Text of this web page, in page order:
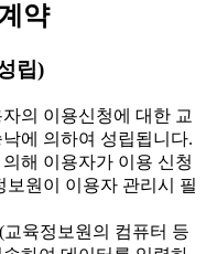
약
립)
의 이용신청에 대한 교
에 의하여 성립됩니다.
해 이용자가 이용 신청
보원이 이용자 관리시 필
육정보원의 컴퓨터 등